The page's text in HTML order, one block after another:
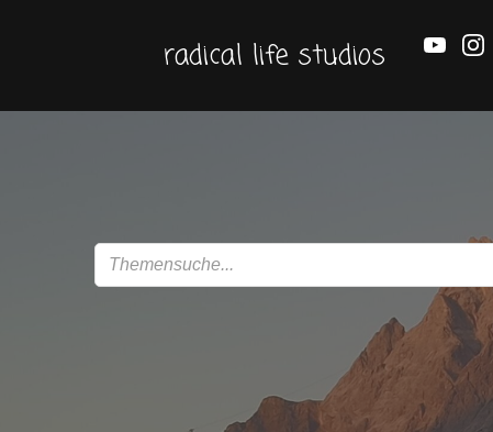
radical life studios